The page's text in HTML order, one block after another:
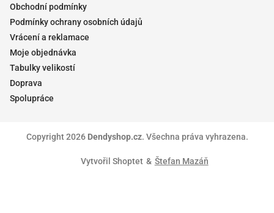
Obchodní podmínky
Podmínky ochrany osobních údajů
Vrácení a reklamace
Moje objednávka
Tabulky velikostí
Doprava
Spolupráce
Copyright 2026 Dendyshop.cz. Všechna práva vyhrazena.
Vytvořil Shoptet & Štefan Mazáň